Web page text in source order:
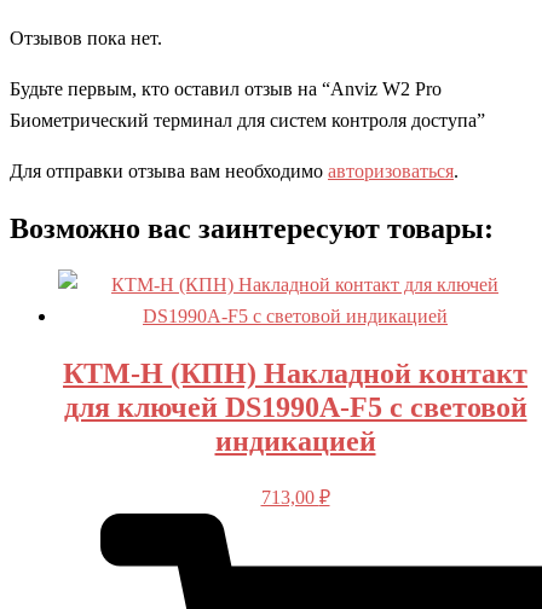
Отзывов пока нет.
Будьте первым, кто оставил отзыв на “Anviz W2 Pro
Биометрический терминал для систем контроля доступа”
Для отправки отзыва вам необходимо авторизоваться.
Возможно вас заинтересуют товары:
КТМ-Н (КПН) Накладной контакт
для ключей DS1990A-F5 с световой
индикацией
713,00 ₽